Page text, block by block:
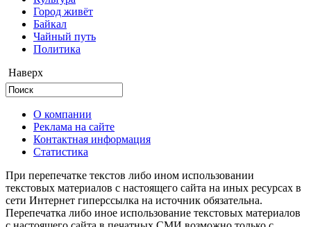
Город живёт
Байкал
Чайный путь
Политика
Наверх
О компании
Реклама на сайте
Контактная информация
Статистика
При перепечатке текстов либо ином использовании
текстовых материалов с настоящего сайта на иных ресурсах в
сети Интернет гиперссылка на источник обязательна.
Перепечатка либо иное использование текстовых материалов